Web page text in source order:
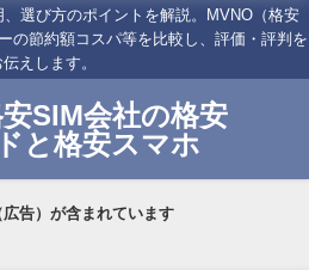
選び方のポイントを解説。MVNO（格安
の節約額コスパ等を比較し、評価・評判を
伝えします。
SIM会社の格安
と格安スマホ
告）が含まれています